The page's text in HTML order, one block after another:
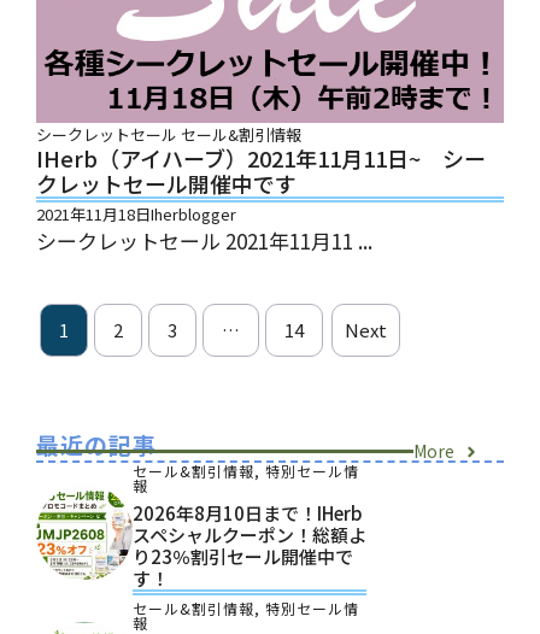
シークレットセール セール&割引情報
IHerb（アイハーブ）2021年11月11日~ シー
クレットセール開催中です
2021年11月18日Iherblogger
シークレットセール 2021年11月11 ...
1 2 3 … 14 Next
最近の記事 More
セール&割引情報, 特別セール情
報
2026年8月10日まで！iHerb
スペシャルクーポン！総額よ
り23％割引セール開催中で
す！
セール&割引情報, 特別セール情
報